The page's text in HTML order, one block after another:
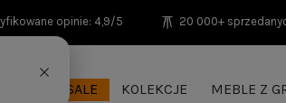
opinie: 4,9/5 20 000+
SEASON SALE KOLEKCJE MEBLE Z